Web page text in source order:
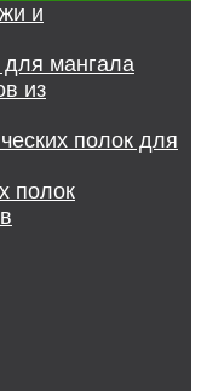
и
для мангала
из
полок для
полок